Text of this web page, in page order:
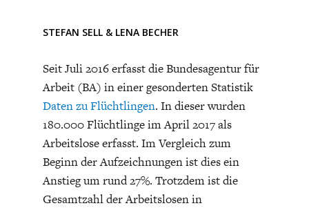
ECONOMISTS FOR FUTURE
DEUTSCHLAND
STEFAN SELL& LENA BECHER
Seit Juli 2016 erfasst die Bundesagentur für
Arbeit (BA) in einer gesonderten Statistik
Daten zu Flüchtlingen. In dieser wurden
180.000 Flüchtlinge im April 2017 als
Arbeitslose erfasst. Im Vergleich zum
Beginn der Aufzeichnungen ist dies ein
Anstieg um rund 27%. Trotzdem ist die
Gesamtzahl der Arbeitslosen in